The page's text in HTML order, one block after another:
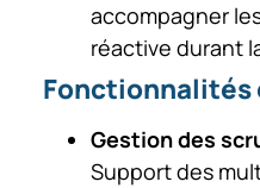
accompagner
réactive durant
Gestion des
Support des